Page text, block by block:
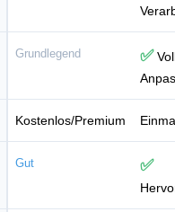
Grundlegend ✅
Kostenlos/Premium
Gut ✅